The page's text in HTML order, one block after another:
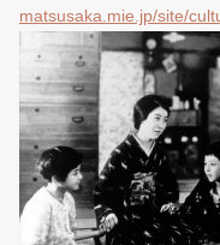
matsusaka.mie.jp/site/